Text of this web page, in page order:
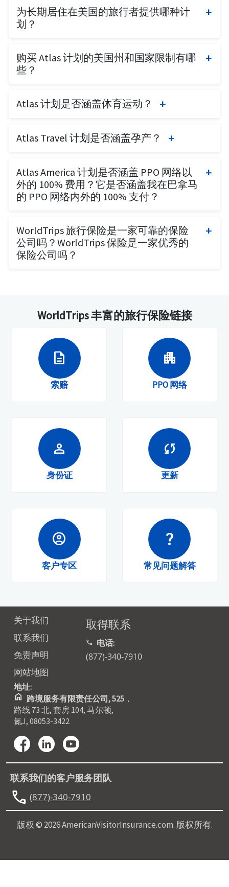
逐项列出。如果美国保险提供商无法签发指定上
述内容的信函”。
Atlas International 保险 满足这些要求。签证信可
通过登录 ClientZone获取。可以通过选择“受限
访问”，使用被保险人的出生日期登录访问此资
为长期居住在美国的旅行者提供哪种计
划？
的人群提供的一个不错选择。它满足 OPT 和 H4
状态的旅行者的要求。
购买 Atlas 计划的美国州和国家限制有哪
些？
或华盛顿州，或加拿大或澳大利亚的个人。
Atlas 计划是否涵盖体育运动？
雪、单板滑雪、浮潜、水上滑雪等）期间发生的
某些极限运动被排除在承保范围之外。
注意：应查看保单条款以了解完整的限制和排除
内容（例如滑雪和单板滑雪的限制）。
Atlas Travel 计划是否涵盖孕产？
Atlas America 计划是否涵盖 PPO 网络以
外的 100% 费用？它是否涵盖我在巴拿马
的 PPO 网络内外的 100% 支付？
用。是的，它提供包括和不包括美国的全球覆
盖。
WorldTrips 旅行保险是一家可靠的保险
公司吗？WorldTrips 保险是一家优秀的
保险公司吗？
其 Atlas 旅行保险和 Visitors Secure 产品因其产品
以满足旅行者独特需求的要求。度假旅行者、商
务人士、学生和团体保险对于国际旅行者来说非
常适用。
这家位于印第安纳波利斯的公司是第一家通过互
WorldTrips 丰富的旅行保险链接
description
索赔
apartment
PPO 网络
person
身份证
sync
更新
account_circle
客户专区
question_mark
常见问题解答
关于我们
联系我们
免责声明
网站地图
取得联系
call 电话:
(877)-340-7910
地址:
home 跨境服务有限责任公司, 525 ，
路线 73 北, 套房 104, 马尔顿,
氮J, 08053-3422
联系我们的客户服务团队
call (877)-340-7910
版权 © 2026 AmericanVisitorInsurance.com. 版权所有.